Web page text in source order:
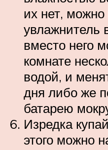
их нет, можно
увлажнитель
вместо него
комнате
водой, и
дня либо же
батарею
Изредка
этого можно